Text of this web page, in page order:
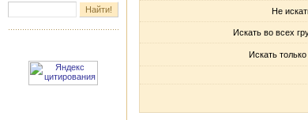
Не
Искать во всех
Искать